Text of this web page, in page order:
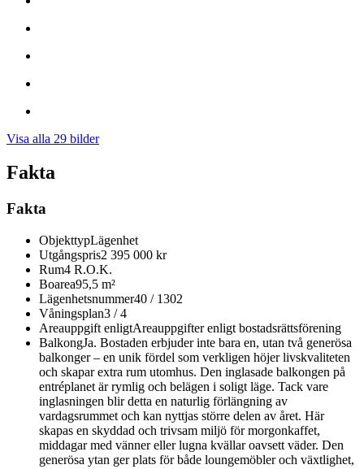
Visa alla 29 bilder
Fakta
Fakta
ObjekttypLägenhet
Utgångspris2 395 000 kr
Rum4 R.O.K.
Boarea95,5 m²
Lägenhetsnummer40 / 1302
Våningsplan3 / 4
Areauppgift enligtAreauppgifter enligt bostadsrättsförening
BalkongJa. Bostaden erbjuder inte bara en, utan två generösa
balkonger – en unik fördel som verkligen höjer livskvaliteten
och skapar extra rum utomhus. Den inglasade balkongen på
entréplanet är rymlig och belägen i soligt läge. Tack vare
inglasningen blir detta en naturlig förlängning av
vardagsrummet och kan nyttjas större delen av året. Här
skapas en skyddad och trivsam miljö för morgonkaffet,
middagar med vänner eller lugna kvällar oavsett väder. Den
generösa ytan ger plats för både loungemöbler och växtlighet,